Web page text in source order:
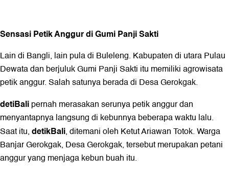
Sensasi Petik Anggur di Gumi Panji Sakti
Lain di Bangli, lain pula di Buleleng. Kabupaten di utara Pulau
Dewata dan berjuluk Gumi Panji Sakti itu memiliki agrowisata
petik anggur. Salah satunya berada di Desa Gerokgak.
detiBalipernah merasakan serunya petik anggur dan
menyantapnya langsung di kebunnya beberapa waktu lalu.
Saat itu,detikBali, ditemani oleh Ketut Ariawan Totok. Warga
Banjar Gerokgak, Desa Gerokgak, tersebut merupakan petani
anggur yang menjaga kebun buah itu.